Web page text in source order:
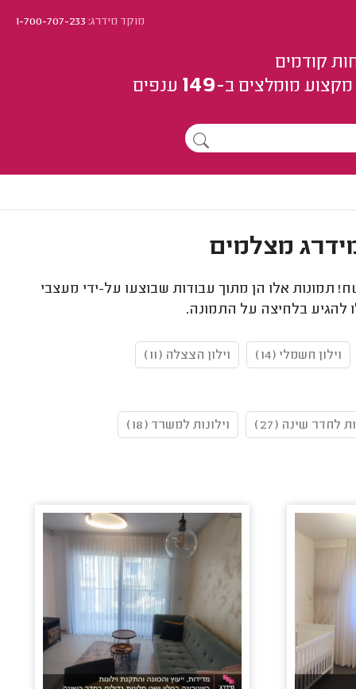
מוקד מידרג:1-700-707-233
קודמים
מקצוע מומלצים ב-149 ענפים
תמונות אלו הן מתוך עבודות שבוצעו על-ידי מעצבי
להגיע בלחיצה על התמונה.
וילון חשמלי (14) וילון הצצלה (11)
לחדר שינה (27) וילונות למשרד (18)